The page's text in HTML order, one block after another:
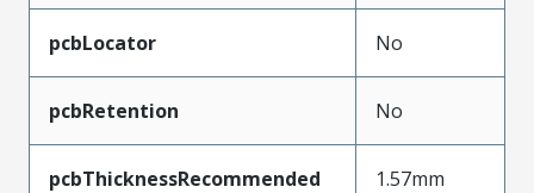
pcbLocator No
pcbRetention No
pcbThicknessRecommended 1.57mm